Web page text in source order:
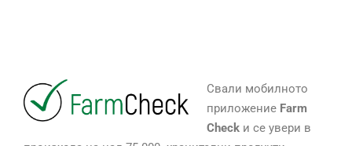
Свали мобилното
приложение Farm
Checkи се увери в